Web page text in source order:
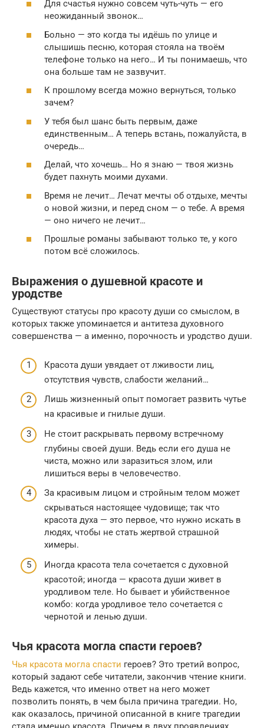
Для счастья нужно совсем чуть-чуть — его
неожиданный звонок…
Больно — это когда ты идёшь по улице и
слышишь песню, которая стояла на твоём
телефоне только на него… И ты понимаешь, что
она больше там не зазвучит.
К прошлому всегда можно вернуться, только
зачем?
У тебя был шанс быть первым, даже
единственным… А теперь встань, пожалуйста, в
очередь…
Делай, что хочешь… Но я знаю — твоя жизнь
будет пахнуть моими духами.
Время не лечит… Лечат мечты об отдыхе, мечты
о новой жизни, и перед сном — о тебе. А время
— оно ничего не лечит…
Прошлые романы забывают только те, у кого
потом всё сложилось.
Выражения о душевной красоте и
уродстве
Существуют статусы про красоту души со смыслом, в
которых также упоминается и антитеза духовного
совершенства — а именно, порочность и уродство души.
Красота души увядает от лживости лиц,
отсутствия чувств, слабости желаний…
Лишь жизненный опыт помогает развить чутье
на красивые и гнилые души.
Не стоит раскрывать первому встречному
глубины своей души. Ведь если его душа не
чиста, можно или заразиться злом, или
лишиться веры в человечество.
За красивым лицом и стройным телом может
скрываться настоящее чудовище; так что
красота духа — это первое, что нужно искать в
людях, чтобы не стать жертвой страшной
химеры.
Иногда красота тела сочетается с духовной
красотой; иногда — красота души живет в
уродливом теле. Но бывает и убийственное
комбо: когда уродливое тело сочетается с
чернотой и ленью души.
Чья красота могла спасти героев?
Чья красота могла спасти героев? Это третий вопрос,
который задают себе читатели, закончив чтение книги.
Ведь кажется, что именно ответ на него может
позволить понять, в чем была причина трагедии. Но,
как оказалось, причиной описанной в книге трагедии